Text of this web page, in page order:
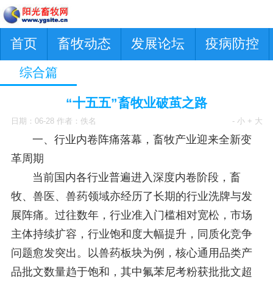
首页 畜牧动态 发展论坛 疫病防控
综合篇
“十五五”畜牧业破茧之路
日期：06-28 作者：佚名 - 小 + 大
一、行业内卷阵痛落幕，畜牧产业迎来全新变
革周期
当前国内各行业普遍进入深度内卷阶段，畜
牧、兽医、兽药领域亦经历了长期的行业洗牌与发
展阵痛。过往数年，行业准入门槛相对宽松，市场
主体持续扩容，行业饱和度大幅提升，同质化竞争
问题愈发突出。以兽药板块为例，核心通用品类产
品批文数量趋于饱和，其中氟苯尼考粉获批批文超